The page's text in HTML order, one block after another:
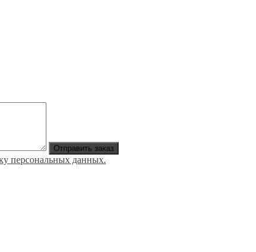
Отправить заказ
персональных данных.